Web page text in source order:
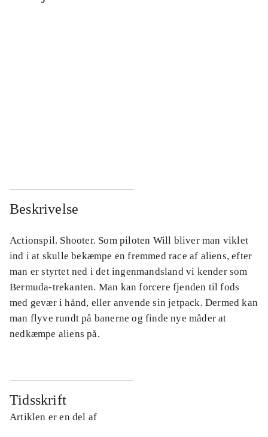
Beskrivelse
Actionspil. Shooter. Som piloten Will bliver man viklet
ind i at skulle bekæmpe en fremmed race af aliens, efter
man er styrtet ned i det ingenmandsland vi kender som
Bermuda-trekanten. Man kan forcere fjenden til fods
med gevær i hånd, eller anvende sin jetpack. Dermed kan
man flyve rundt på banerne og finde nye måder at
nedkæmpe aliens på.
Tidsskrift
Artiklen er en del af